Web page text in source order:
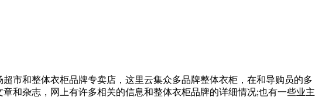
超市和整体衣柜品牌专卖店，这里云集众多品牌整体衣柜，在和导购员的多
和杂志，网上有许多相关的信息和整体衣柜品牌的详细情况;也有一些业主